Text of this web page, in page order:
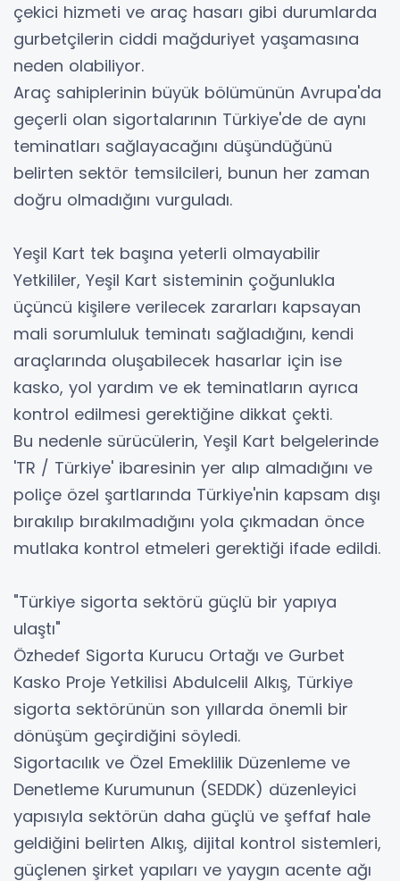
çekici hizmeti ve araç hasarı gibi durumlarda
gurbetçilerin ciddi mağduriyet yaşamasına
neden olabiliyor.
Araç sahiplerinin büyük bölümünün Avrupa'da
geçerli olan sigortalarının Türkiye'de de aynı
teminatları sağlayacağını düşündüğünü
belirten sektör temsilcileri, bunun her zaman
doğru olmadığını vurguladı.
Yeşil Kart tek başına yeterli olmayabilir
Yetkililer, Yeşil Kart sisteminin çoğunlukla
üçüncü kişilere verilecek zararları kapsayan
mali sorumluluk teminatı sağladığını, kendi
araçlarında oluşabilecek hasarlar için ise
kasko, yol yardım ve ek teminatların ayrıca
kontrol edilmesi gerektiğine dikkat çekti.
Bu nedenle sürücülerin, Yeşil Kart belgelerinde
'TR / Türkiye' ibaresinin yer alıp almadığını ve
poliçe özel şartlarında Türkiye'nin kapsam dışı
bırakılıp bırakılmadığını yola çıkmadan önce
mutlaka kontrol etmeleri gerektiği ifade edildi.
"Türkiye sigorta sektörü güçlü bir yapıya
ulaştı"
Özhedef Sigorta Kurucu Ortağı ve Gurbet
Kasko Proje Yetkilisi Abdulcelil Alkış, Türkiye
sigorta sektörünün son yıllarda önemli bir
dönüşüm geçirdiğini söyledi.
Sigortacılık ve Özel Emeklilik Düzenleme ve
Denetleme Kurumunun (SEDDK) düzenleyici
yapısıyla sektörün daha güçlü ve şeffaf hale
geldiğini belirten Alkış, dijital kontrol sistemleri,
güçlenen şirket yapıları ve yaygın acente ağı